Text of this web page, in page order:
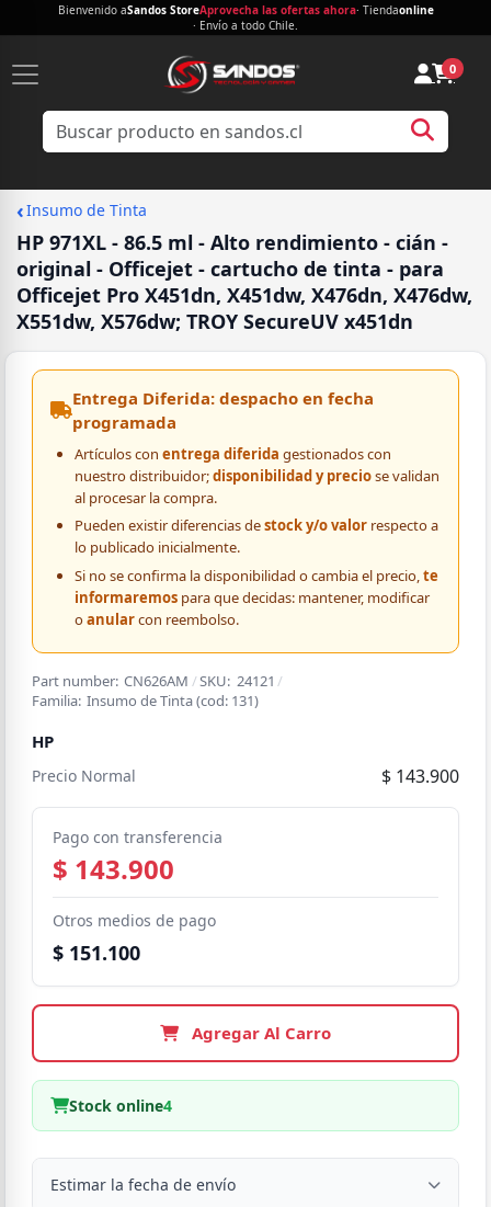
Bienvenido aSandos StoreAprovecha las ofertas ahora· Tiendaonline
· Envío a todo Chile.
0
‹Insumo de Tinta
HP 971XL - 86.5 ml - Alto rendimiento - cián -
original - Officejet - cartucho de tinta - para
Officejet Pro X451dn, X451dw, X476dn, X476dw,
X551dw, X576dw; TROY SecureUV x451dn
Entrega Diferida: despacho en fecha
programada
Artículos con entrega diferida gestionados con
nuestro distribuidor;disponibilidad y preciose validan
al procesar la compra.
Pueden existir diferencias destock y/o valorrespecto a
lo publicado inicialmente.
Si no se confirma la disponibilidad o cambia el precio,te
informaremospara que decidas: mantener, modificar
oanularcon reembolso.
Part number: CN626AM /SKU: 24121 /
Familia: Insumo de Tinta(cod: 131)
HP
Precio Normal $ 143.900
Pago con transferencia
$ 143.900
Otros medios de pago
$ 151.100
Agregar Al Carro
Stock online4
Estimar la fecha de envío